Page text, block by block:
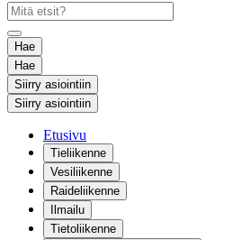
Hae
Hae
Siirry asiointiin
Siirry asiointiin
Etusivu
Tieliikenne
Vesiliikenne
Raideliikenne
Ilmailu
Tietoliikenne